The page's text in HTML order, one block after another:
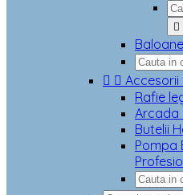

  Accesorii
Rafie
Arcada
Butelii
Pompa